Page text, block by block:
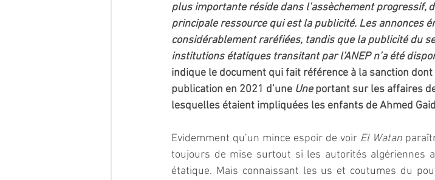
plus importante réside dans l’assèchement progressif,
principale ressource qui est la publicité. Les annonces
considérablement raréfiées, tandis que la publicité du
institutions étatiques transitant par l’ANEP n’a été
indique le document qui fait référence à la sanction
publication en 2021 d’une Une portant sur les affaires
lesquelles étaient impliquées les enfants de Ahmed
Evidemment qu’un mince espoir de voir El Watan
toujours de mise surtout si les autorités algériennes
étatique. Mais connaissant les us et coutumes du